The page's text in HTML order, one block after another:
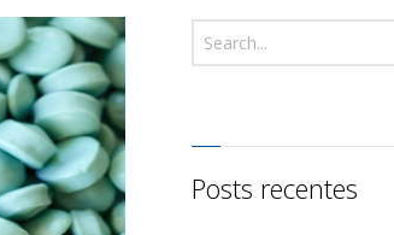
Posts recentes